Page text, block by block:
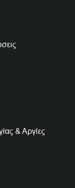
& Αργίες